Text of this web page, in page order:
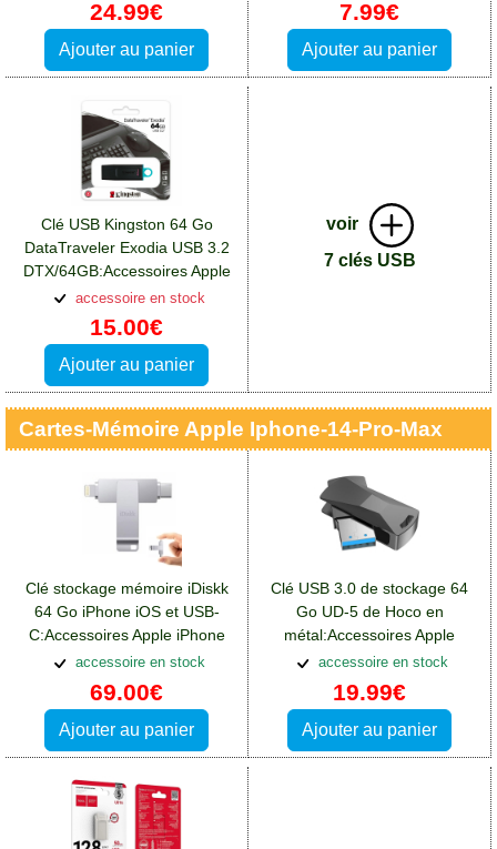
24.99€
Ajouter au panier
7.99€
Ajouter au panier
Clé USB Kingston 64 Go
DataTraveler Exodia USB 3.2
DTX/64GB:Accessoires Apple
iPhone 14 Pro Max
accessoire en stock
15.00€
Ajouter au panier
voir
7 clés USB
Cartes-Mémoire Apple Iphone-14-Pro-Max
Clé stockage mémoire iDiskk
64 Go iPhone iOS et USB-
C:Accessoires Apple iPhone
14 Pro Max
accessoire en stock
69.00€
Ajouter au panier
Clé USB 3.0 de stockage 64
Go UD-5 de Hoco en
métal:Accessoires Apple
iPhone 14 Pro Max
accessoire en stock
19.99€
Ajouter au panier